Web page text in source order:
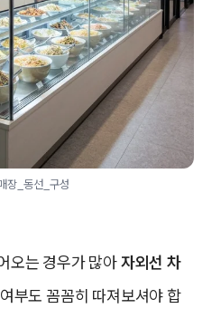
장_동선_구성
오는 경우가 많아자외선 차
부도 꼼꼼히 따져보셔야 합